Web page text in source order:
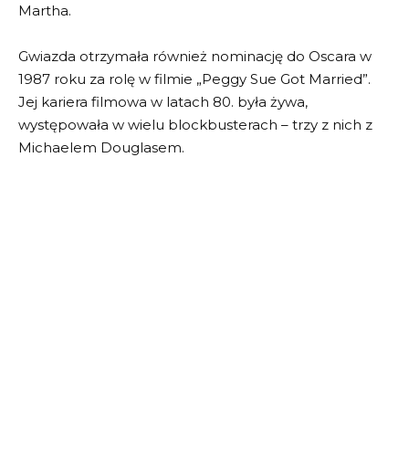
Martha.
Gwiazda otrzymała również nominację do Oscara w
1987 roku za rolę w filmie „Peggy Sue Got Married”.
Jej kariera filmowa w latach 80. była żywa,
występowała w wielu blockbusterach – trzy z nich z
Michaelem Douglasem.